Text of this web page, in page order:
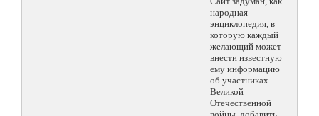
народная
энциклопедия, в
которую каждый
желающий может
внести известную
ему информацию
об участниках
Великой
Отечественной